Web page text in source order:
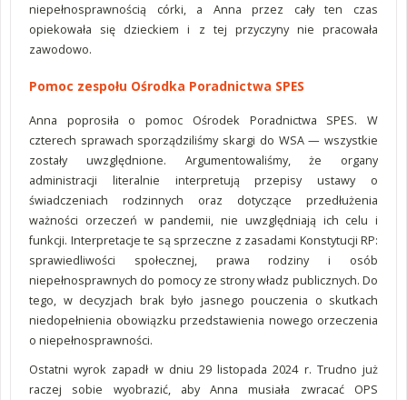
niepełnosprawnością córki, a Anna przez cały ten czas
opiekowała się dzieckiem i z tej przyczyny nie pracowała
zawodowo.
Pomoc zespołu Ośrodka Poradnictwa SPES
Anna poprosiła o pomoc Ośrodek Poradnictwa SPES. W
czterech sprawach sporządziliśmy skargi do WSA — wszystkie
zostały uwzględnione. Argumentowaliśmy, że organy
administracji literalnie interpretują przepisy ustawy o
świadczeniach rodzinnych oraz dotyczące przedłużenia
ważności orzeczeń w pandemii, nie uwzględniają ich celu i
funkcji. Interpretacje te są sprzeczne z zasadami Konstytucji RP:
sprawiedliwości społecznej, prawa rodziny i osób
niepełnosprawnych do pomocy ze strony władz publicznych. Do
tego, w decyzjach brak było jasnego pouczenia o skutkach
niedopełnienia obowiązku przedstawienia nowego orzeczenia
o niepełnosprawności.
Ostatni wyrok zapadł w dniu 29 listopada 2024 r. Trudno już
raczej sobie wyobrazić, aby Anna musiała zwracać OPS